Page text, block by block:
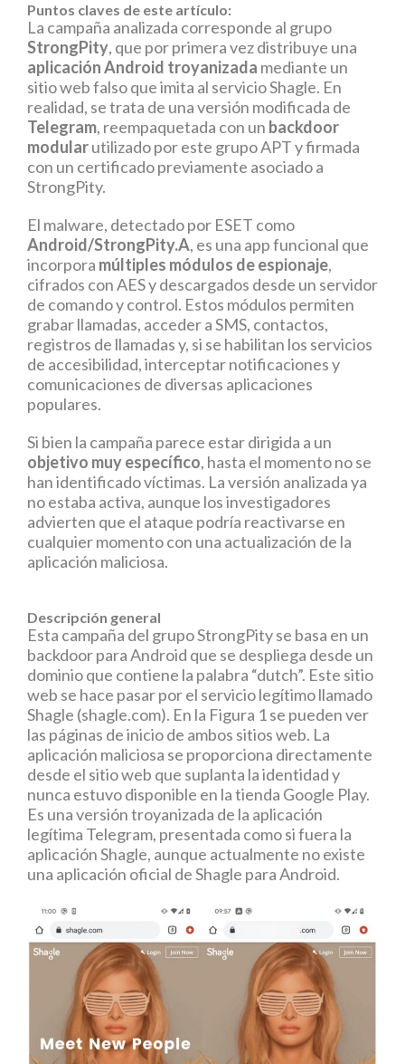
Puntos claves de este artículo:
La campaña analizada corresponde al grupo
StrongPity, que por primera vez distribuye una
aplicación Android troyanizada mediante un
sitio web falso que imita al servicio Shagle. En
realidad, se trata de una versión modificada de
Telegram, reempaquetada con un backdoor
modularutilizado por este grupo APT y firmada
con un certificado previamente asociado a
StrongPity.
El malware, detectado por ESET como
Android/StrongPity.A, es una app funcional que
incorpora múltiples módulos de espionaje,
cifrados con AES y descargados desde un servidor
de comando y control. Estos módulos permiten
grabar llamadas, acceder a SMS, contactos,
registros de llamadas y, si se habilitan los servicios
de accesibilidad, interceptar notificaciones y
comunicaciones de diversas aplicaciones
populares.
Si bien la campaña parece estar dirigida a un
objetivo muy específico, hasta el momento no se
han identificado víctimas. La versión analizada ya
no estaba activa, aunque los investigadores
advierten que el ataque podría reactivarse en
cualquier momento con una actualización de la
aplicación maliciosa.
Descripción general
Esta campaña del grupo StrongPity se basa en un
backdoor para Android que se despliega desde un
dominio que contiene la palabra “dutch”. Este sitio
web se hace pasar por el servicio legítimo llamado
Shagle (shagle.com). En la Figura 1 se pueden ver
las páginas de inicio de ambos sitios web. La
aplicación maliciosa se proporciona directamente
desde el sitio web que suplanta la identidad y
nunca estuvo disponible en la tienda Google Play.
Es una versión troyanizada de la aplicación
legítima Telegram, presentada como si fuera la
aplicación Shagle, aunque actualmente no existe
una aplicación oficial de Shagle para Android.